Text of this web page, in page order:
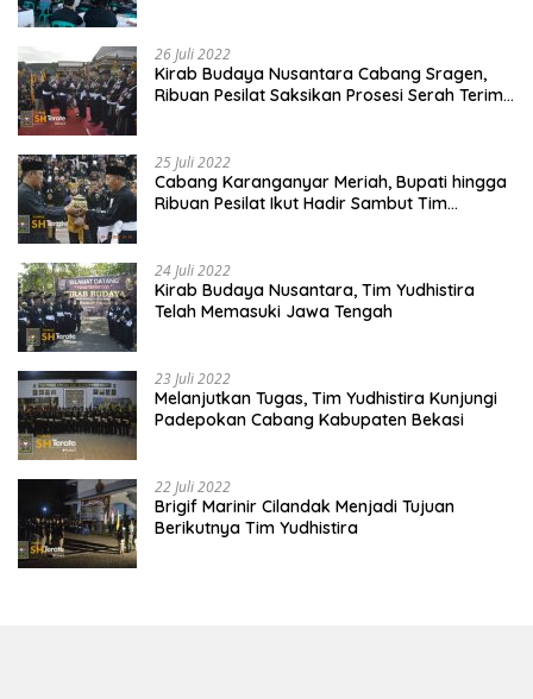
26 Juli 2022
Kirab Budaya Nusantara Cabang Sragen,
Ribuan Pesilat Saksikan Prosesi Serah Terima
25 Juli 2022
Cabang Karanganyar Meriah, Bupati hingga
Ribuan Pesilat Ikut Hadir Sambut Tim
24 Juli 2022
Kirab Budaya Nusantara, Tim Yudhistira
Telah Memasuki Jawa Tengah
23 Juli 2022
Melanjutkan Tugas, Tim Yudhistira Kunjungi
Padepokan Cabang Kabupaten Bekasi
22 Juli 2022
Brigif Marinir Cilandak Menjadi Tujuan
Berikutnya Tim Yudhistira